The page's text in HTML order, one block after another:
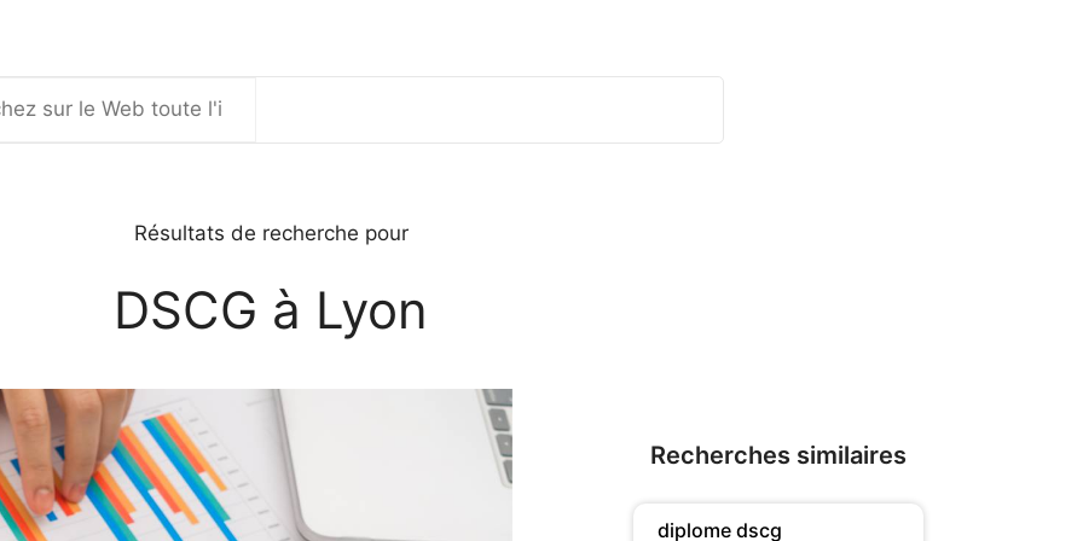
Résultats de recherche pour
DSCG à Lyon
Recherches similaires
diplome dscg